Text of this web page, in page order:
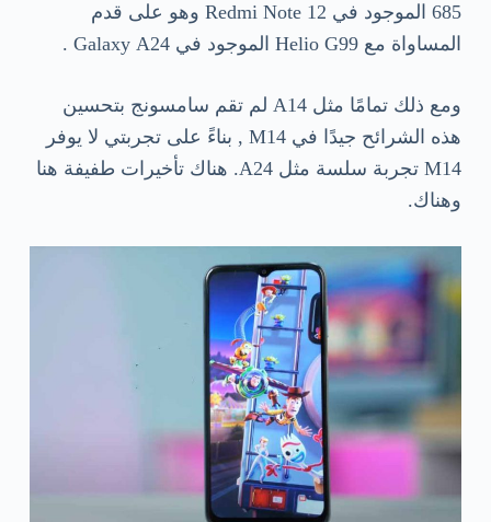
685 الموجود في Redmi Note 12 وهو على قدم
المساواة مع Helio G99 الموجود في Galaxy A24 .
ومع ذلك تمامًا مثل A14 لم تقم سامسونج بتحسين
هذه الشرائح جيدًا في M14 , بناءً على تجربتي لا يوفر
M14 تجربة سلسة مثل A24. هناك تأخيرات طفيفة هنا
وهناك.